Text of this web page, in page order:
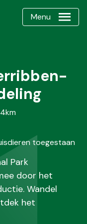
Menu
toegestaan
Park
door het
Wandel
het